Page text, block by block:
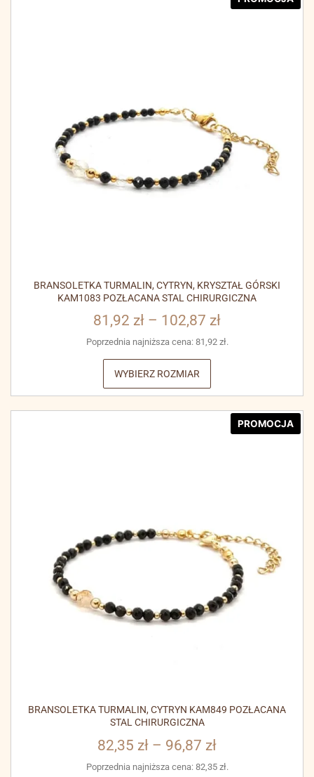
BRANSOLETKA TURMALIN, CYTRYN, KRYSZTAŁ GÓRSKI
KAM1083 POZŁACANA STAL CHIRURGICZNA
81,92 zł – 102,87 zł
Poprzednia najniższa cena: 81,92 zł.
WYBIERZ ROZMIAR
PROMOCJA
BRANSOLETKA TURMALIN, CYTRYN KAM849 POZŁACANA
STAL CHIRURGICZNA
82,35 zł – 96,87 zł
Poprzednia najniższa cena: 82,35 zł.